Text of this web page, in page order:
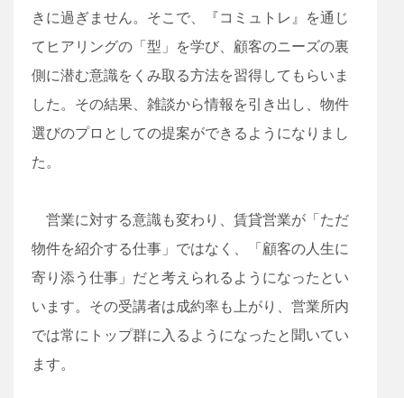
きに過ぎません。そこで、『コミュトレ』を通じ
てヒアリングの「型」を学び、顧客のニーズの裏
側に潜む意識をくみ取る方法を習得してもらいま
した。その結果、雑談から情報を引き出し、物件
選びのプロとしての提案ができるようになりまし
た。
営業に対する意識も変わり、賃貸営業が「ただ
物件を紹介する仕事」ではなく、「顧客の人生に
寄り添う仕事」だと考えられるようになったとい
います。その受講者は成約率も上がり、営業所内
では常にトップ群に入るようになったと聞いてい
ます。